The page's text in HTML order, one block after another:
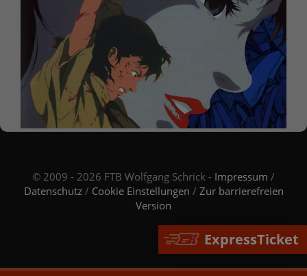
ExpressTicket
© 2009 - 2026 FTB Wolfgang Schrick - Impressum /
Datenschutz/ Cookie Einstellungen / Zur barrierefreien
Version